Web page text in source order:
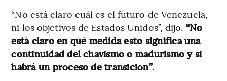
“No está claro cuál es el futuro de Venezuela,
ni los objetivos de Estados Unidos”, dijo. “No
está claro en qué medida esto significa una
continuidad del chavismo o madurismo y si
habrá un proceso de transición”.